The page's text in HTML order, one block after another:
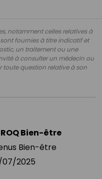
notamment celles relatives à
fournies à titre indicatif et
un traitement ou une
à consulter un médecin ou
toute question relative à son
Bien-être
Bien-être
2025